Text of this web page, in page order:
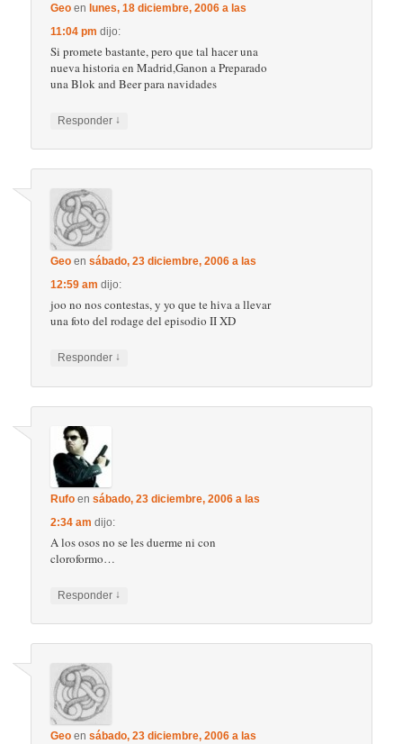
Geo enlunes, 18 diciembre, 2006 a las
11:04 pm dijo:
Si promete bastante, pero que tal hacer una
nueva historia en Madrid,Ganon a Preparado
una Blok and Beer para navidades
Responder ↓
Geo ensábado, 23 diciembre, 2006 a las
12:59 am dijo:
joo no nos contestas, y yo que te hiva a llevar
una foto del rodage del episodio II XD
Responder ↓
Rufo ensábado, 23 diciembre, 2006 a las
2:34 am dijo:
A los osos no se les duerme ni con
cloroformo…
Responder ↓
Geo ensábado, 23 diciembre, 2006 a las